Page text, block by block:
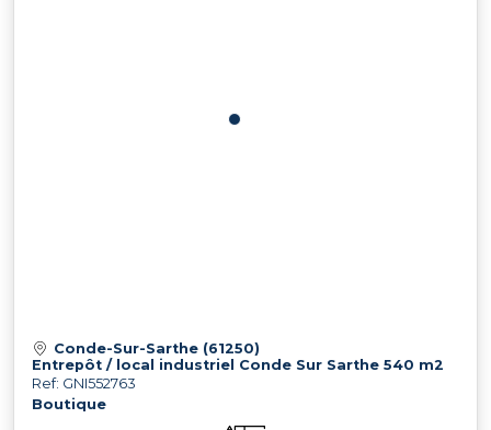
Conde-Sur-Sarthe (61250)
Entrepôt / local industriel Conde Sur Sarthe 540 m2
Ref: GNI552763
Boutique